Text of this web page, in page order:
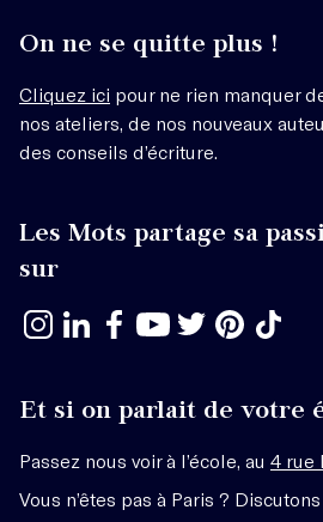
On ne se quitte plus !
Cliquez ici pour ne rien manquer
nos ateliers, de nos nouveaux
des conseils d’écriture.
Les Mots partage sa
sur
Et si on parlait de votre
Passez nous voir à l’école, au 4 rue
Vous n’êtes pas à Paris ?